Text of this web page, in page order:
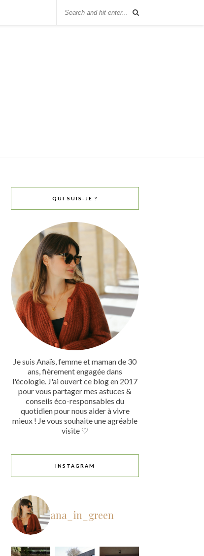
QUI SUIS-JE ?
Je suis Anaïs, femme et maman de 30
ans, fièrement engagée dans
l'écologie. J'ai ouvert ce blog en 2017
pour vous partager mes astuces &
conseils éco-responsables du
quotidien pour nous aider à vivre
mieux ! Je vous souhaite une agréable
visite ♡
INSTAGRAM
ana_in_green